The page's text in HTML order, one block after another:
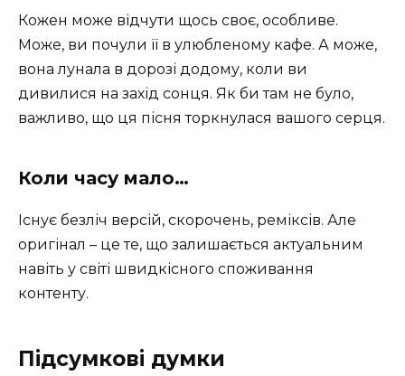
Кожен може відчути щось своє, особливе.
Може, ви почули її в улюбленому кафе. А може,
вона лунала в дорозі додому, коли ви
дивилися на захід сонця. Як би там не було,
важливо, що ця пісня торкнулася вашого серця.
Коли часу мало…
Існує безліч версій, скорочень, реміксів. Але
оригінал – це те, що залишається актуальним
навіть у світі швидкісного споживання
контенту.
Підсумкові думки